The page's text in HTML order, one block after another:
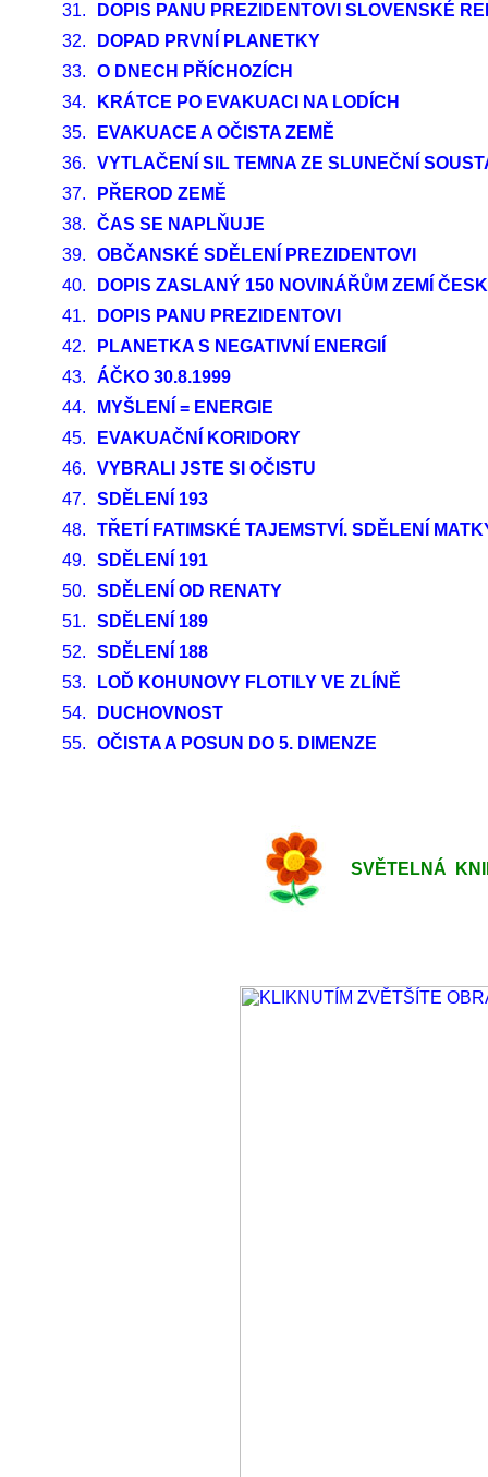
31.
DOPIS PANU PREZIDENTOVI SLOVENSKÉ
32.
DOPAD PRVNÍ PLANETKY
33.
O DNECH PŘÍCHOZÍCH
34.
KRÁTCE PO EVAKUACI NA LODÍCH
35.
EVAKUACE A OČISTA ZEMĚ
36.
VYTLAČENÍ SIL TEMNA ZE SLUNEČNÍ
37.
PŘEROD ZEMĚ
38.
ČAS SE NAPLŇUJE
39.
OBČANSKÉ SDĚLENÍ PREZIDENTOVI
40.
DOPIS ZASLANÝ 150 NOVINÁŘŮM ZEMÍ
41.
DOPIS PANU PREZIDENTOVI
42.
PLANETKA S NEGATIVNÍ ENERGIÍ
43.
ÁČKO 30.8.1999
44.
MYŠLENÍ = ENERGIE
45.
EVAKUAČNÍ KORIDORY
46.
VYBRALI JSTE SI OČISTU
47.
SDĚLENÍ 193
48.
TŘETÍ FATIMSKÉ TAJEMSTVÍ. SDĚLENÍ
49.
SDĚLENÍ 191
50.
SDĚLENÍ OD RENATY
51.
SDĚLENÍ 189
52.
SDĚLENÍ 188
53.
LOĎ KOHUNOVY FLOTILY VE ZLÍNĚ
54.
DUCHOVNOST
55.
OČISTA A POSUN DO 5. DIMENZE
SVĚTELNÁ